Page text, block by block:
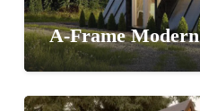
A-Frame Modern